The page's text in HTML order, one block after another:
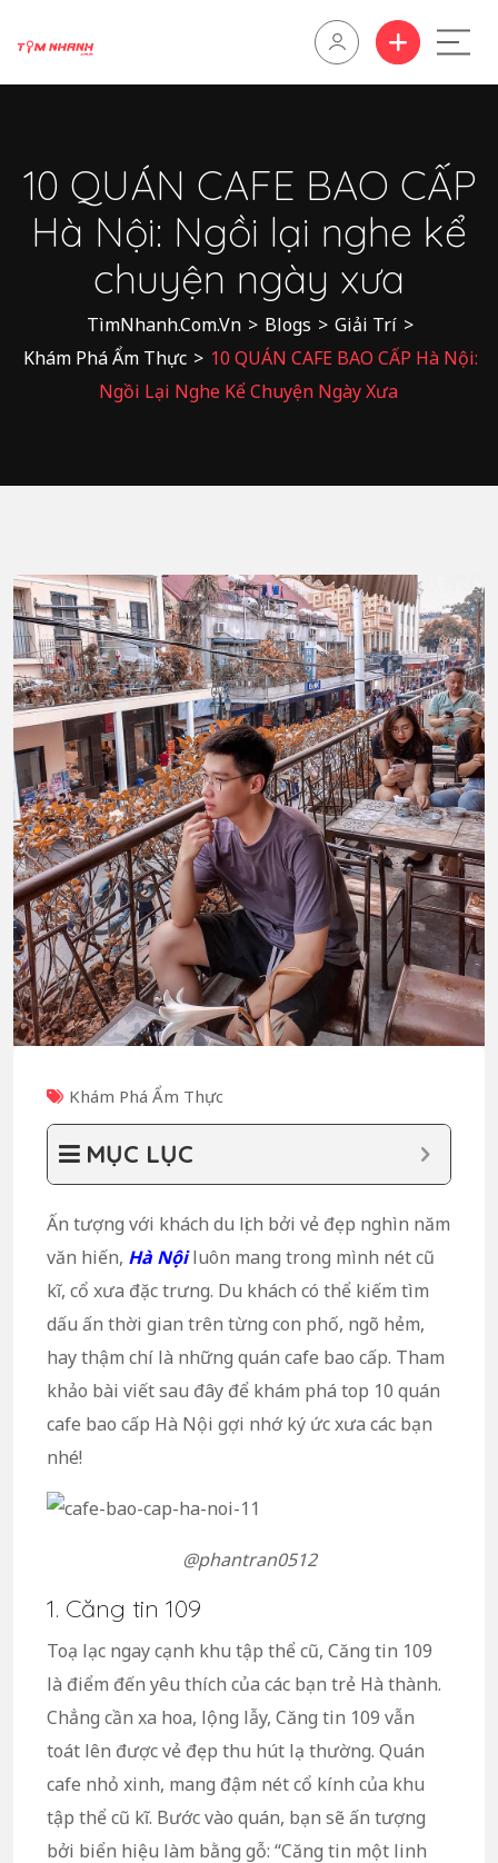
10 QUÁN CAFE BAO CẤP
Hà Nội: Ngồi lại nghe kể
chuyện ngày xưa
TìmNhanh.Com.Vn > Blogs > Giải Trí >
Khám Phá Ẩm Thực > 10 QUÁN CAFE BAO CẤP Hà Nội:
Ngồi Lại Nghe Kể Chuyện Ngày Xưa
Khám Phá Ẩm Thực
MỤC LỤC
Ấn tượng với khách du lịch bởi vẻ đẹp nghìn năm
văn hiến, Hà Nộiluôn mang trong mình nét cũ
kĩ, cổ xưa đặc trưng. Du khách có thể kiếm tìm
dấu ấn thời gian trên từng con phố, ngõ hẻm,
hay thậm chí là những quán cafe bao cấp. Tham
khảo bài viết sau đây để khám phá top 10 quán
cafe bao cấp Hà Nội gợi nhớ ký ức xưa các bạn
nhé!
@phantran0512
1. Căng tin 109
Toạ lạc ngay cạnh khu tập thể cũ, Căng tin 109
là điểm đến yêu thích của các bạn trẻ Hà thành.
Chẳng cần xa hoa, lộng lẫy, Căng tin 109 vẫn
toát lên được vẻ đẹp thu hút lạ thường. Quán
cafe nhỏ xinh, mang đậm nét cổ kính của khu
tập thể cũ kĩ. Bước vào quán, bạn sẽ ấn tượng
bởi biển hiệu làm bằng gỗ: “Căng tin một linh